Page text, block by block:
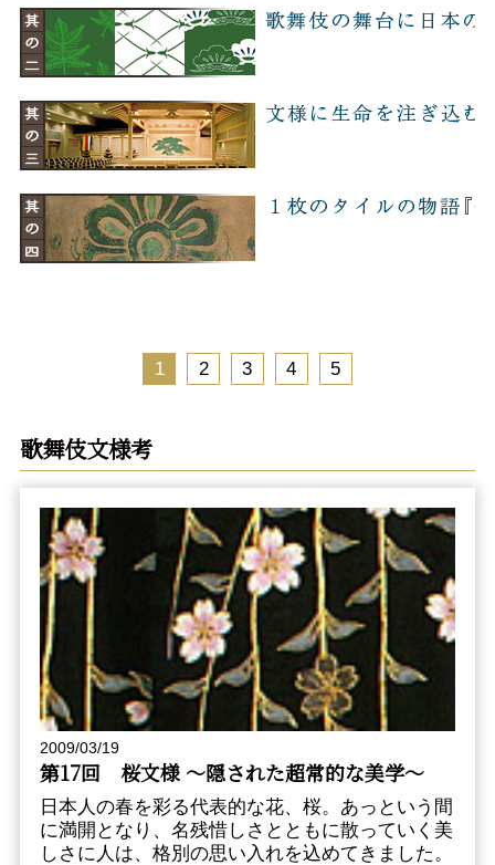
1 2 3 4 5
歌舞伎文様考
2009/03/19
第17回 桜文様 〜隠された超常的な美学〜
日本人の春を彩る代表的な花、桜。あっという間
に満開となり、名残惜しさとともに散っていく美
しさに人は、格別の思い入れを込めてきました。